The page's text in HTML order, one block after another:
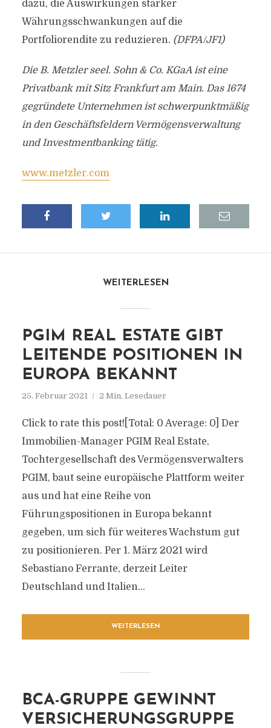
dazu, die Auswirkungen starker
Währungsschwankungen auf die
Portfoliorendite zu reduzieren. (DFPA/JF1)
Die B. Metzler seel. Sohn & Co. KGaA ist eine
Privatbank mit Sitz Frankfurt am Main. Das 1674
gegründete Unternehmen ist schwerpunktmäßig
in den Geschäftsfeldern Vermögensverwaltung
und Investmentbanking tätig.
www.metzler.com
WEITERLESEN
PGIM REAL ESTATE GIBT
LEITENDE POSITIONEN IN
EUROPA BEKANNT
25. Februar 2021 2 Min. Lesedauer
Click to rate this post![Total: 0 Average: 0] Der
Immobilien-Manager PGIM Real Estate,
Tochtergesellschaft des Vermögensverwalters
PGIM, baut seine europäische Plattform weiter
aus und hat eine Reihe von
Führungspositionen in Europa bekannt
gegeben, um sich für weiteres Wachstum gut
zu positionieren. Per 1. März 2021 wird
Sebastiano Ferrante, derzeit Leiter
Deutschland und Italien...
WEITERLESEN
BCA-GRUPPE GEWINNT
VERSICHERUNGSGRUPPE